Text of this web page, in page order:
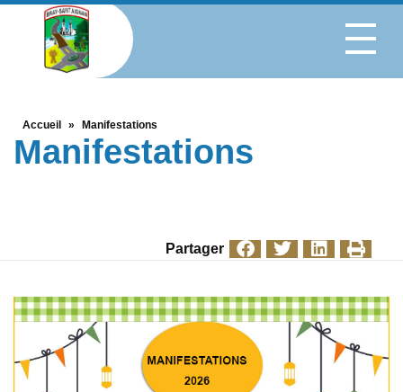
Accueil » Manifestations
Manifestations
Partager